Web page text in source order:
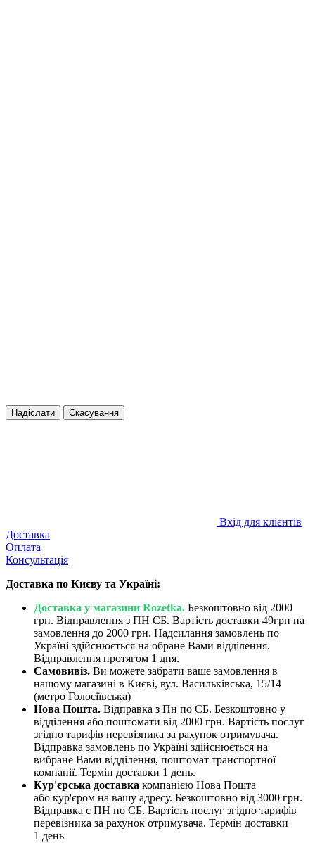
Надіслати Скасування
Вхід для клієнтів
Доставка
Оплата
Консультація
Доставка по Києву та Україні:
Доставка у магазини Rozetka. Безкоштовно від 2000
грн. Відправлення з ПН СБ. Вартість доставки 49грн на
замовлення до 2000 грн. Надсилання замовлень по
Україні здійснюється на обране Вами відділення.
Відправлення протягом 1 дня.
Самовивіз. Ви можете забрати ваше замовлення в
нашому магазині в Києві, вул. Васильківська, 15/14
(метро Голосіївська)
Нова Пошта. Відправка з Пн по СБ. Безкоштовно у
відділення або поштомати від 2000 грн. Вартість послуг
згідно тарифів перевізника за рахунок отримувача.
Відправка замовлень по Україні здійснюється на
вибране Вами відділення, поштомат транспортної
компанії. Термін доставки 1 день.
Кур'єрська доставка компанією Нова Пошта
або кур'єром на вашу адресу. Безкоштовно від 3000 грн.
Відправка с ПН по СБ. Вартість послуг згідно тарифів
перевізника за рахунок отримувача. Термін доставки
1 день